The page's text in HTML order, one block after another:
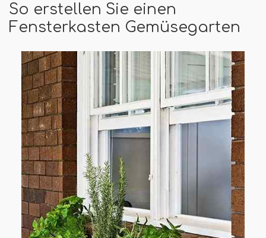
So erstellen Sie einen
Fensterkasten Gemüsegarten